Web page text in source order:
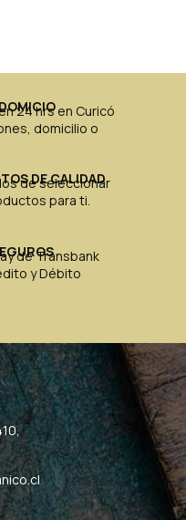
24 hrs en Curicó
domicilio o
DE CALIDAD
de seleccionar
para ti.
de Transbank
y Débito